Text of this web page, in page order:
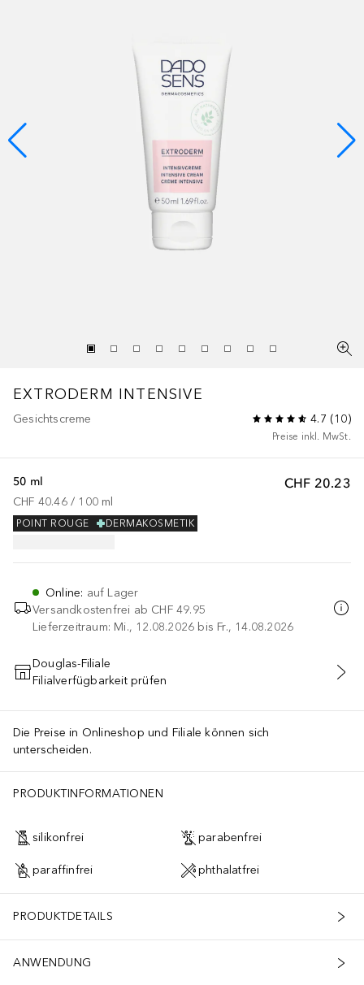
EXTRODERM INTENSIVE
Gesichtscreme 4.7 (10)
Preise inkl. MwSt.
CHF 20.23
50 ml
CHF 40.46 / 100 ml
DERMAKOSMETIK
POINT ROUGE
Online: auf Lager
Versandkostenfrei ab CHF 49.95
Lieferzeitraum: Mi., 12.08.2026 bis Fr., 14.08.2026
IN DEN WARENKORB
Douglas-Filiale
Filialverfügbarkeit prüfen
Die Preise in Onlineshop und Filiale können sich
unterscheiden.
PRODUKTINFORMATIONEN
silikonfrei parabenfrei
paraffinfrei phthalatfrei
PRODUKTDETAILS
ANWENDUNG